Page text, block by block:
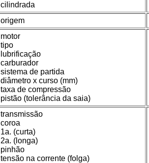
cilindrada
origem
motor
tipo
lubrificação
carburador
sistema de partida
diâmetro x curso (mm)
taxa de compressão
pistão (tolerância da saia)
transmissão
coroa
1a. (curta)
2a. (longa)
pinhão
tensão na corrente (folga)